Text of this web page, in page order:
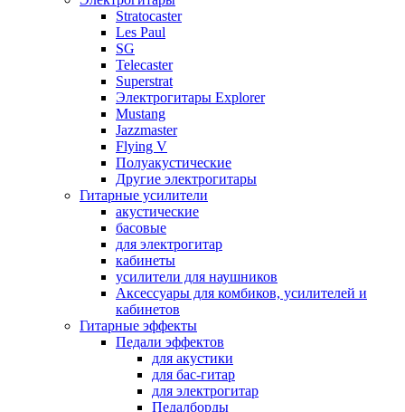
Stratocaster
Les Paul
SG
Telecaster
Superstrat
Электрогитары Explorer
Mustang
Jazzmaster
Flying V
Полуакустические
Другие электрогитары
Гитарные усилители
акустические
басовые
для электрогитар
кабинеты
усилители для наушников
Аксессуары для комбиков, усилителей и
кабинетов
Гитарные эффекты
Педали эффектов
для акустики
для бас-гитар
для электрогитар
Педалборды